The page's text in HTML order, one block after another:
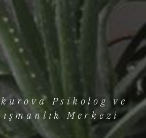
Psikolog ve
Merkezi